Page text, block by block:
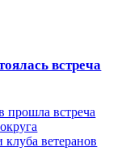
встреча
прошла встреча
ветеранов